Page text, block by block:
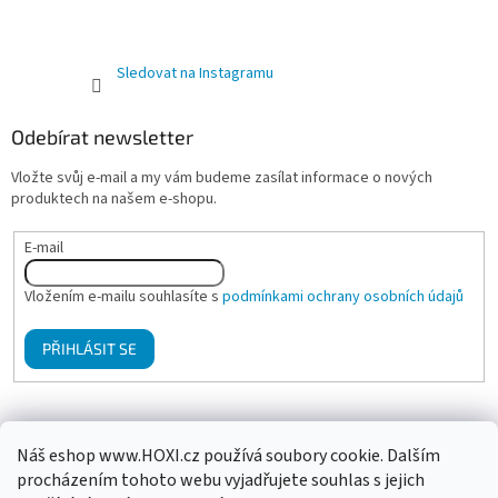
Náš eshop www.HOXI.cz používá soubory cookie. Dalším
procházením tohoto webu vyjadřujete souhlas s jejich
Sledovat na Instagramu
Odebírat newsletter
Vložte svůj e-mail a my vám budeme zasílat informace o nových
produktech na našem e-shopu.
E-mail
Vložením e-mailu souhlasíte s podmínkami ochrany osobních údajů
PŘIHLÁSIT SE